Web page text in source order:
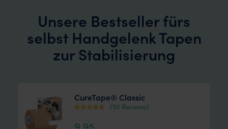
Unsere Bestseller fürs
selbst Handgelenk Tapen
zur Stabilisierung
CureTape® Classic
4.38
(50 Reviews)
9,95